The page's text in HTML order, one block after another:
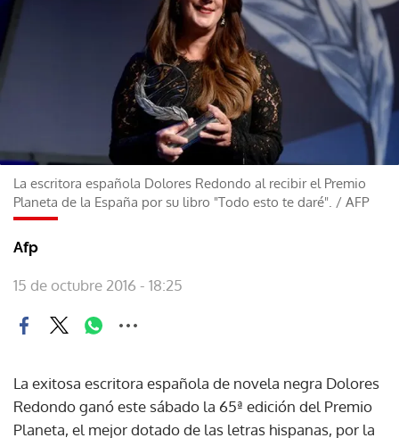
La escritora española Dolores Redondo al recibir el Premio
Planeta de la España por su libro "Todo esto te daré". / AFP
Afp
15 de octubre 2016 - 18:25
La exitosa escritora española de novela negra Dolores
Redondo ganó este sábado la 65ª edición del Premio
Planeta, el mejor dotado de las letras hispanas, por la